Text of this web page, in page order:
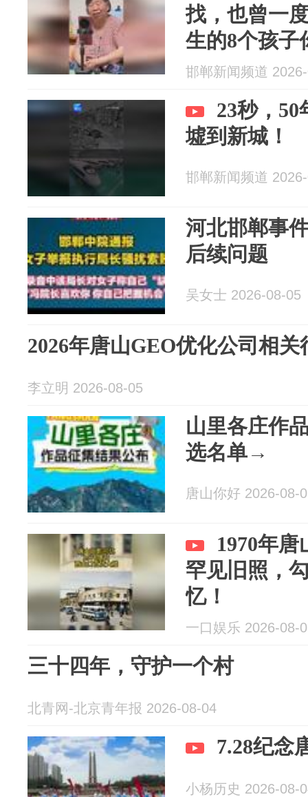
找，也曾一
生的8个孩子
邯郸新闻频道
23秒，
墟到新城！
邯郸新闻频道
河北邯郸事
后续问题
吴女士 2026-08-05
2026年唐山GEO优化公司相
李立明 2026-08-05
山里各庄作
选名单→
唐山你好 2026-08-
1970年
罕见旧照，
忆！
一口娱乐 2026-08-
三十四年，守护一个村
北青网-北京青年报 2026-08-04
7.28纪念
小杨历史 2026-08-